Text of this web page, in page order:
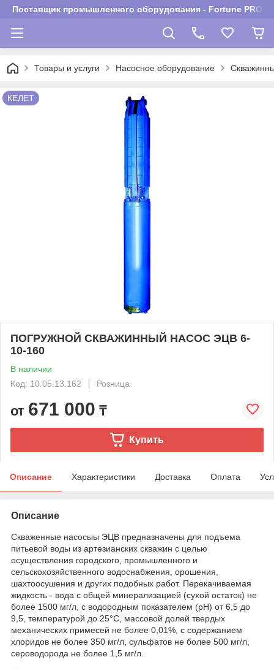
Поставщик промышленного оборудования - Fortune PROM
Товары и услуги Насосное оборудование
КЕЛЕТ
ПОГРУЖНОЙ СКВАЖИННЫЙ НАСОС ЭЦВ 6-
10-160
В наличии
Код: 10.05.13.162
Розница
от 671 000 ₸
Купить
Описание Характеристики Доставка Оплата
Описание
Скваженные насосыы ЭЦВ предназначены для подъема
питьевой воды из артезианских скважин с целью
осуществления городского, промышленного и
сельскохозяйственного водоснабжения, орошения,
шахтоосушения и других подобных работ. Перекачиваемая
жидкость - вода с общей минерализацией (сухой остаток) не
более 1500 мг/л, с водородным показателем (рН) от 6,5 до
9,5, температурой до 25°С, массовой долей твердых
механических примесей не более 0,01%, с содержанием
хлоридов не более 350 мг/л, сульфатов не более 500 мг/л,
сероводорода не более 1,5 мг/л.